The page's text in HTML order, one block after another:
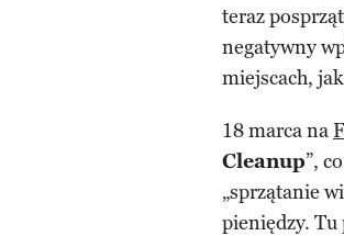
teraz
negatywny
miejscach,
18 marca na
Cleanup”,
„sprzątanie
pieniędzy.